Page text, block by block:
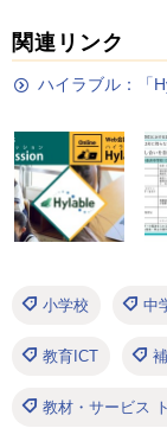
関連リンク
ハイラブル：「
小学校 中
教育ICT
教材・サービス